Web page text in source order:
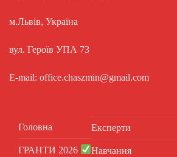
м.Львів, Україна
вул. Героїв УПА 73
E-mail: office.chaszmin@gmail.com
Головна
ГРАНТИ 2026
Експерти
Навчання